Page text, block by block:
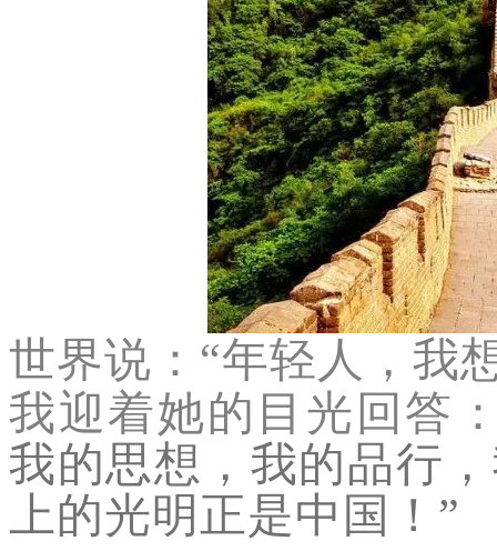
世界说：“年轻人，我
我迎着她的目光回答
我的思想，我的品行
上的光明正是中国！ ”